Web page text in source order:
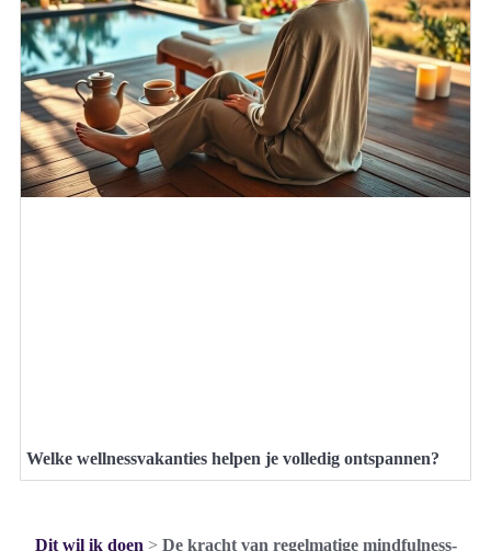
Welke wellnessvakanties helpen je volledig ontspannen?
Dit wil ik doen > De kracht van regelmatige mindfulness-